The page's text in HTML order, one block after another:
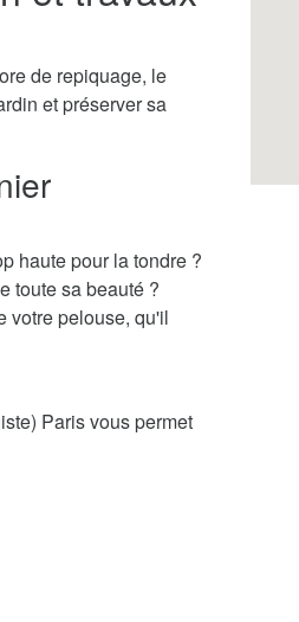
de repiquage, le
et préserver sa
haute pour la tondre ?
toute sa beauté ?
votre pelouse, qu'il
Paris vous permet